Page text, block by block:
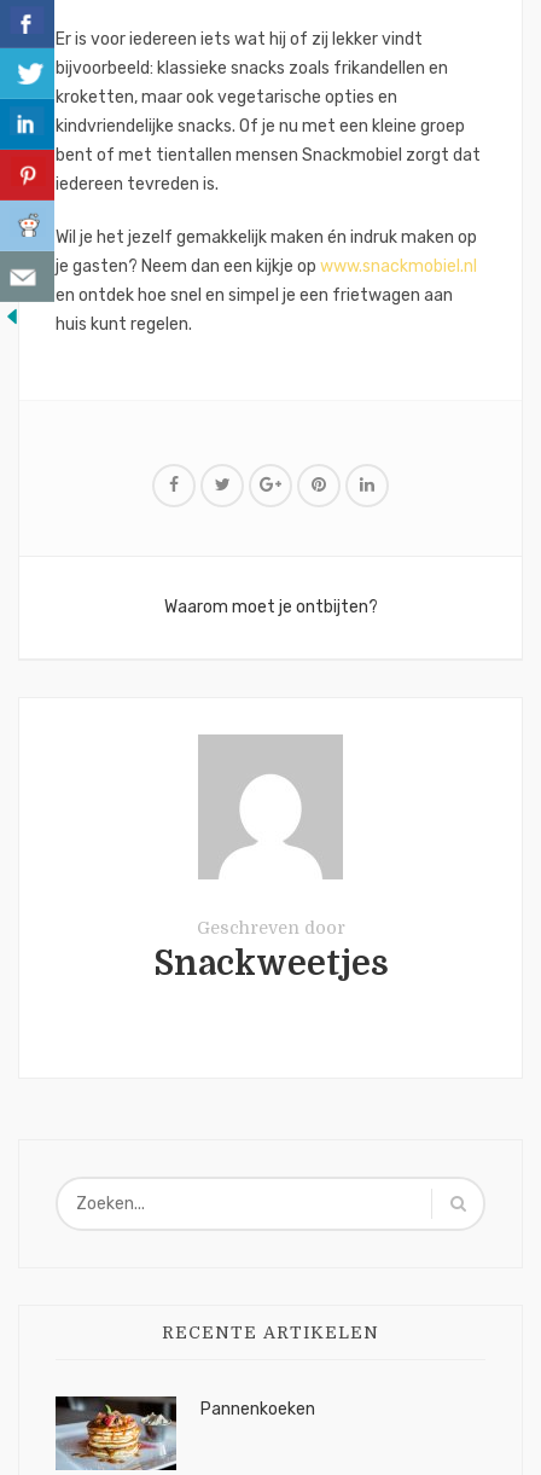
Er is voor iedereen iets wat hij of zij lekker vindt
bijvoorbeeld: klassieke snacks zoals frikandellen en
kroketten, maar ook vegetarische opties en
kindvriendelijke snacks. Of je nu met een kleine groep
bent of met tientallen mensen Snackmobiel zorgt dat
iedereen tevreden is.
Wil je het jezelf gemakkelijk maken én indruk maken op
je gasten? Neem dan een kijkje op www.snackmobiel.nl
en ontdek hoe snel en simpel je een frietwagen aan
huis kunt regelen.
Waarom moet je ontbijten?
Geschreven door
Snackweetjes
RECENTE ARTIKELEN
Pannenkoeken